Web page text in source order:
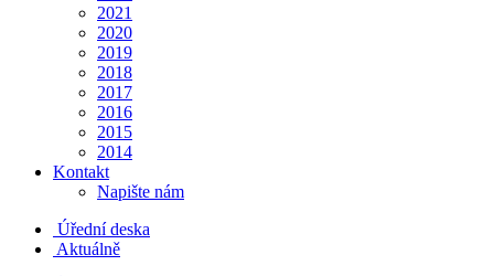
2021
2020
2019
2018
2017
2016
2015
2014
Kontakt
Napište nám
Úřední deska
Aktuálně